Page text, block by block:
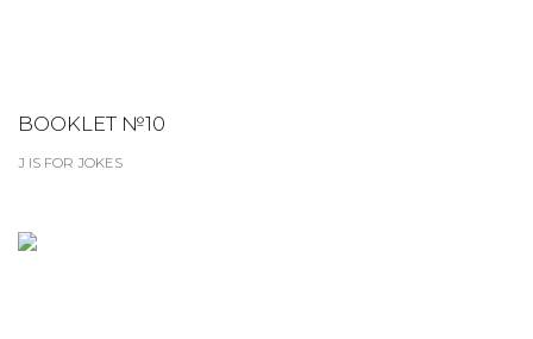
BOOKLET №10
J IS FOR JOKES